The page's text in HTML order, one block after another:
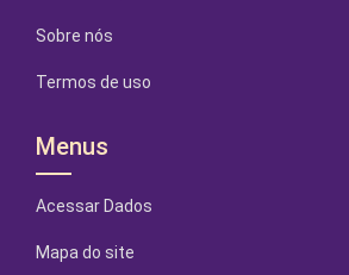
Sobre nós
Termos de uso
Menus
Acessar Dados
Mapa do site